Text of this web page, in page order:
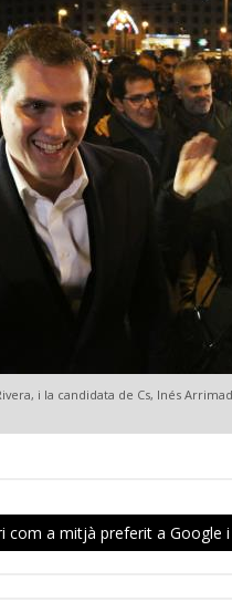
i la candidata de Cs, Inés
com a mitjà preferit a Google